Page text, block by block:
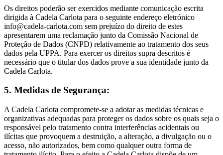
Os direitos poderão ser exercidos mediante comunicação escrita
dirigida à Cadela Carlota para o seguinte endereço eletrónico
info@cadela-carlota.com sem prejuízo do direito de estes
apresentarem uma reclamação junto da Comissão Nacional de
Proteção de Dados (CNPD) relativamente ao tratamento dos seus
dados pela UPPA. Para exercer os direitos supra descritos é
necessário que o titular dos dados prove a sua identidade junto da
Cadela Carlota.
5. Medidas de Segurança:
A Cadela Carlota compromete-se a adotar as medidas técnicas e
organizativas adequadas para proteger os dados sobre os quais seja o
responsável pelo tratamento contra interferências acidentais ou
ilícitas que provoquem a destruição, a alteração, a divulgação ou o
acesso, não autorizados, bem como qualquer outra forma de